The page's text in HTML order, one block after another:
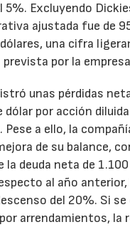
5%. Excluyendo
ajustada fue de
una cifra
prevista por la
unas pérdidas
dólar por acción
a ello, la
de su balance,
la deuda neta de
al año anterior,
del 20%. Si se
arrendamientos, la